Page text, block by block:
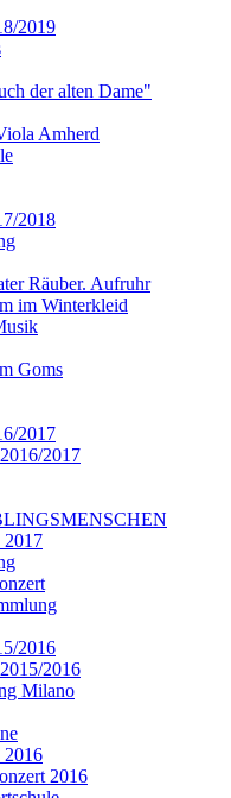
2019
der alten Dame"
Amherd
2018
Räuber. Aufruhr
im Winterkleid
Goms
2017
2017
2017
2016
2016
Milano
2016
2016